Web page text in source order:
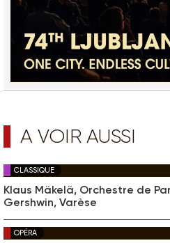
A VOIR AUSSI
CLASSIQUE
Klaus Mäkelä, Orchestre de
Gershwin, Varèse
OPÉRA